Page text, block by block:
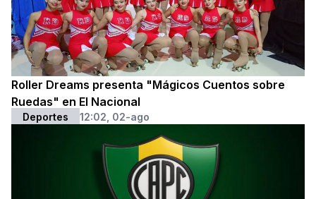
Roller Dreams presenta "Mágicos Cuentos sobre
Ruedas" en El Nacional
Deportes 12:02, 02-ago